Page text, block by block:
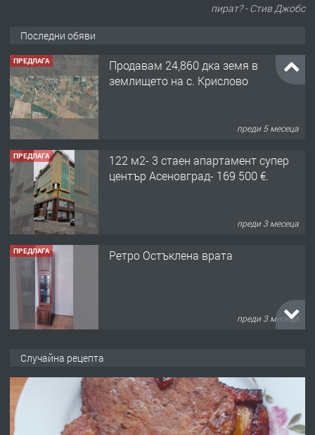
пират? - Стив Джобс
Последни обяви
ПРЕДЛАГА
Продавам 24,860 дка земя в
землището на с. Крислово
преди 5 месеца
ПРЕДЛАГА
122 м2- 3 стаен апартамент супер
център Асеновград- 169 500 €.
преди 3 месеца
ПРЕДЛАГА Ретро Остъклена врата
преди 3 месеца
преди 10 месеца
Случайна рецепта